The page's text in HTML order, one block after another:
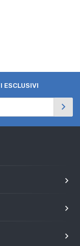
ESCLUSIVI